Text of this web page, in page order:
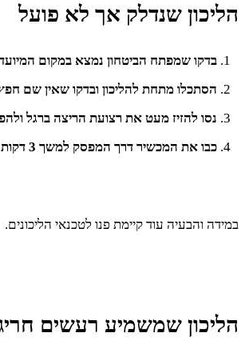
הליכון שנדלק אך לא פועל
בדקו שמפתח הביטחון נמצא במקום
הסתכלו מתחת להליכון ובדקו שאין שם
נסו להזיז מעט את רצועת הריצה ברגל
כבו את המכשיר דרך המפסק למשך 3 דקות ונסו שוב
במידה והבעיה עוד קיימת פנו לטכנאי הליכונים.
הליכון שמשמיע רעשים